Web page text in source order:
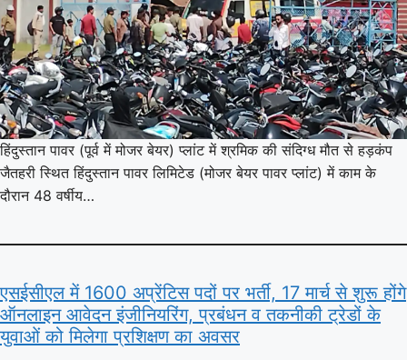
हिंदुस्तान पावर (पूर्व में मोजर बेयर) प्लांट में श्रमिक की संदिग्ध मौत से हड़कंप
जैतहरी स्थित हिंदुस्तान पावर लिमिटेड (मोजर बेयर पावर प्लांट) में काम के
दौरान 48 वर्षीय…
एसईसीएल में 1600 अप्रेंटिस पदों पर भर्ती, 17 मार्च से शुरू होंगे
ऑनलाइन आवेदन इंजीनियरिंग, प्रबंधन व तकनीकी ट्रेडों के
युवाओं को मिलेगा प्रशिक्षण का अवसर